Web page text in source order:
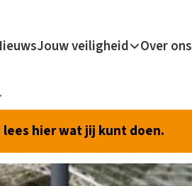
Jouw veiligheid Over ons
lees hier wat jij kunt doen.